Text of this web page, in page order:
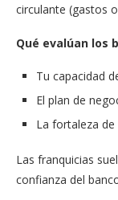
circulante (gastos
Qué evalúan los
Tu capacidad
El plan de
La fortaleza de
Las franquicias
confianza del